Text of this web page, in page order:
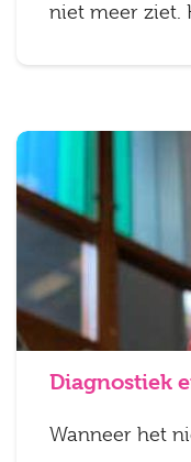
niet meer ziet.
Diagnostiek
Wanneer het